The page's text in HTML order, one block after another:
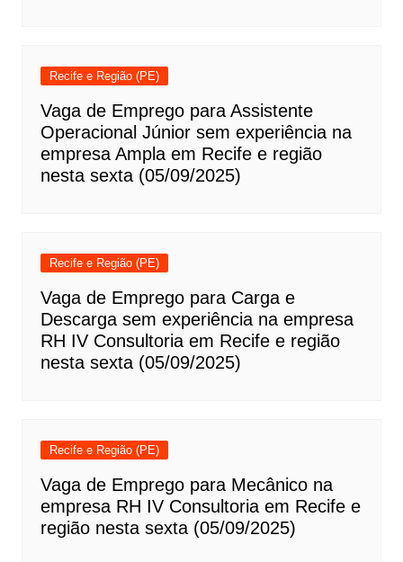
Recife e Região (PE)
Vaga de Emprego para Assistente
Operacional Júnior sem experiência na
empresa Ampla em Recife e região
nesta sexta (05/09/2025)
Recife e Região (PE)
Vaga de Emprego para Carga e
Descarga sem experiência na empresa
RH IV Consultoria em Recife e região
nesta sexta (05/09/2025)
Recife e Região (PE)
Vaga de Emprego para Mecânico na
empresa RH IV Consultoria em Recife e
região nesta sexta (05/09/2025)